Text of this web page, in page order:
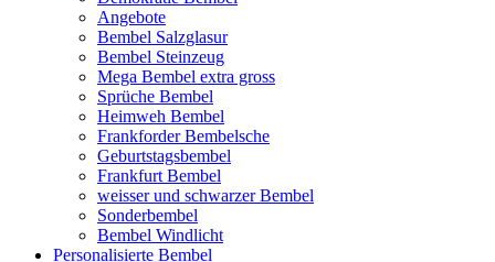
Angebote
Bembel Salzglasur
Bembel Steinzeug
Mega Bembel extra gross
Sprüche Bembel
Heimweh Bembel
Frankforder Bembelsche
Geburtstagsbembel
Frankfurt Bembel
weisser und schwarzer Bembel
Sonderbembel
Bembel Windlicht
Personalisierte Bembel